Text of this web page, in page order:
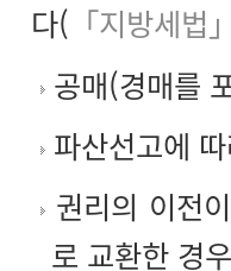
다( 「지방세법
공매(경매를
파산선고에
권리의 이전
로 교환한 경우